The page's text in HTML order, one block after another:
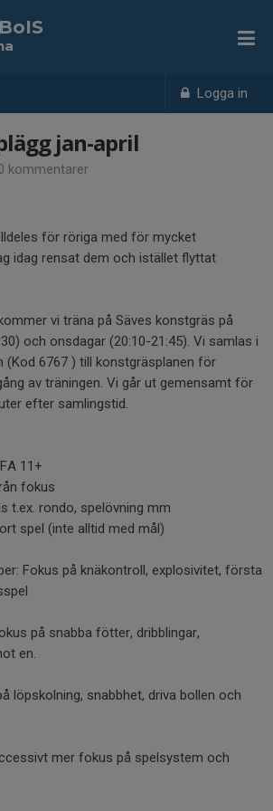
Logga in
jan-april
kommentarer
för röriga med för mycket
idag rensat dem och istället flyttat
vi träna på Säves konstgräs på
och onsdagar (20:10-21:45). Vi samlas i
(Kod 6767 ) till konstgräsplanen för
av träningen. Vi går ut gemensamt för
efter samlingstid.
11+
fokus
t.ex. rondo, spelövning mm
spel (inte alltid med mål)
Fokus på knäkontroll, explosivitet, första
på snabba fötter, dribblingar,
en.
löpskolning, snabbhet, driva bollen och
mer fokus på spelsystem och